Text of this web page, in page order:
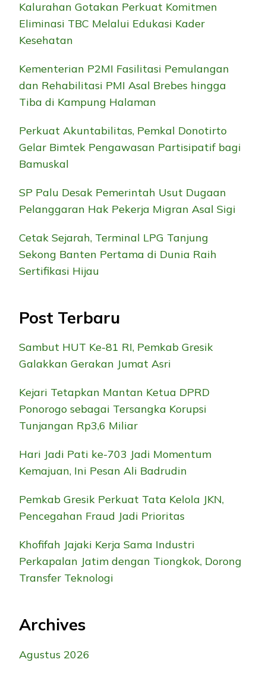
Kalurahan Gotakan Perkuat Komitmen
Eliminasi TBC Melalui Edukasi Kader
Kesehatan
Kementerian P2MI Fasilitasi Pemulangan
dan Rehabilitasi PMI Asal Brebes hingga
Tiba di Kampung Halaman
Perkuat Akuntabilitas, Pemkal Donotirto
Gelar Bimtek Pengawasan Partisipatif bagi
Bamuskal
SP Palu Desak Pemerintah Usut Dugaan
Pelanggaran Hak Pekerja Migran Asal Sigi
Cetak Sejarah, Terminal LPG Tanjung
Sekong Banten Pertama di Dunia Raih
Sertifikasi Hijau
Post Terbaru
Sambut HUT Ke-81 RI, Pemkab Gresik
Galakkan Gerakan Jumat Asri
Kejari Tetapkan Mantan Ketua DPRD
Ponorogo sebagai Tersangka Korupsi
Tunjangan Rp3,6 Miliar
Hari Jadi Pati ke-703 Jadi Momentum
Kemajuan, Ini Pesan Ali Badrudin
Pemkab Gresik Perkuat Tata Kelola JKN,
Pencegahan Fraud Jadi Prioritas
Khofifah Jajaki Kerja Sama Industri
Perkapalan Jatim dengan Tiongkok, Dorong
Transfer Teknologi
Archives
Agustus 2026